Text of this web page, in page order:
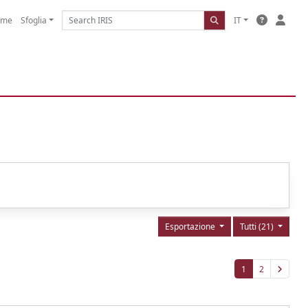
Sfoglia IT
Tutti (21)
Esportazione
1 2